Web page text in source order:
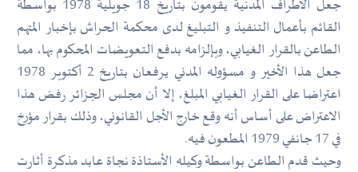
جعل الأطراف المدنية يقومون بتاريخ 18 جويلية 1978 بواسطة
القائم بأعمال التنفيذ و التبليغ لدى محكمة الحراش بإخبار المتهم
الطاعن بالقرار الغيابي، وبإلزامه بدفع التعويضات المحكوم بها، مما
جعل هذا الأخير و مسؤوله المدني يرفعان بتاريخ 2 أكتوبر 1978
اعتراضا على القرار الغيابي المبلغ، إلا أن مجلس الجزائر رفض هذا
الاعتراض على أساس أنه وقع خارج الأجل القانوني، وذلك بقرار مؤرخ
في 17 جانفي 1979 المطعون فيه.
وحيث قدم الطاعن بواسطة وكيله الأستاذة نجاة عابد مذكرة أثارت